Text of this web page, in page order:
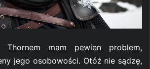
mam pewien problem,
jego osobowości. Otóż nie sądzę,